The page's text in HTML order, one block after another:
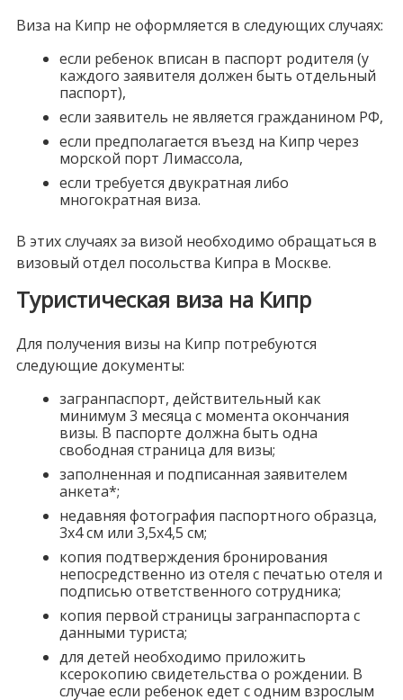
Виза на Кипр не оформляется в следующих случаях:
если ребенок вписан в паспорт родителя (у
каждого заявителя должен быть отдельный
паспорт),
если заявитель не является гражданином РФ,
если предполагается въезд на Кипр через
морской порт Лимассола,
если требуется двукратная либо
многократная виза.
В этих случаях за визой необходимо обращаться в
визовый отдел посольства Кипра в Москве.
Туристическая виза на Кипр
Для получения визы на Кипр потребуются
следующие документы:
загранпаспорт, действительный как
минимум 3 месяца с момента окончания
визы. В паспорте должна быть одна
свободная страница для визы;
заполненная и подписанная заявителем
анкета*;
недавняя фотография паспортного образца,
3х4 см или 3,5х4,5 см;
копия подтверждения бронирования
непосредственно из отеля с печатью отеля и
подписью ответственного сотрудника;
копия первой страницы загранпаспорта с
данными туриста;
для детей необходимо приложить
ксерокопию свидетельства о рождении. В
случае если ребенок едет с одним взрослым